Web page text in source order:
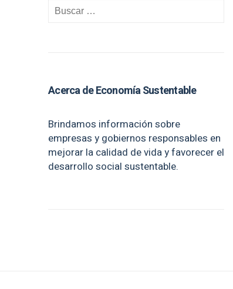
Acerca de Economía Sustentable
Brindamos información sobre
empresas y gobiernos responsables en
mejorar la calidad de vida y favorecer el
desarrollo social sustentable.